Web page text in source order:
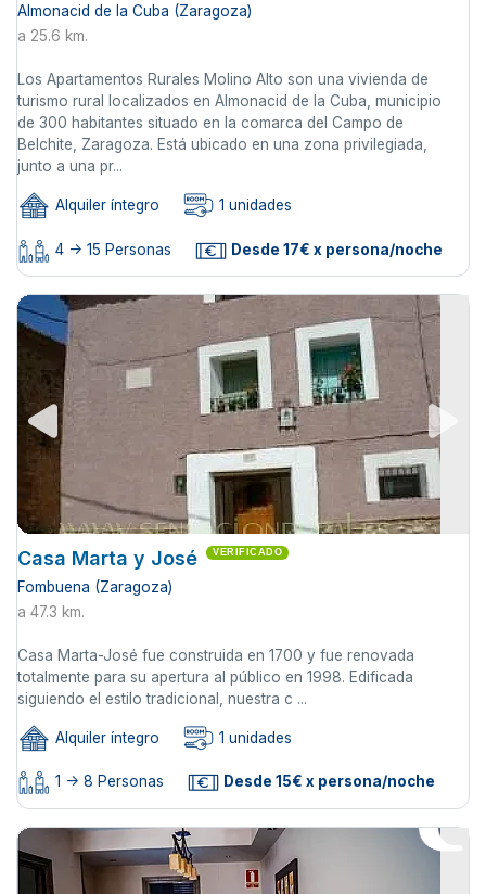
Almonacid de la Cuba (Zaragoza)
a 25.6 km.
Los Apartamentos Rurales Molino Alto son una vivienda de
turismo rural localizados en Almonacid de la Cuba, municipio
de 300 habitantes situado en la comarca del Campo de
Belchite, Zaragoza. Está ubicado en una zona privilegiada,
junto a una pr...
Alquiler íntegro 1 unidades
4 -> 15 Personas Desde 17€ x persona/noche
Casa Marta y José VERIFICADO
Fombuena (Zaragoza)
a 47.3 km.
Casa Marta-José fue construida en 1700 y fue renovada
totalmente para su apertura al público en 1998. Edificada
siguiendo el estilo tradicional, nuestra c ...
Alquiler íntegro 1 unidades
1 -> 8 Personas Desde 15€ x persona/noche